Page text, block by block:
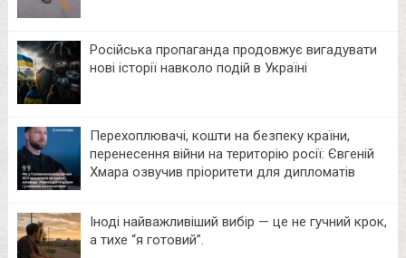
Російська пропаганда продовжує вигадувати
нові історії навколо подій в Україні
Перехоплювачі, кошти на безпеку країни,
перенесення війни на територію росії: Євгеній
Хмара озвучив пріоритети для дипломатів
Іноді найважливіший вибір — це не гучний крок,
а тихе “я готовий”.